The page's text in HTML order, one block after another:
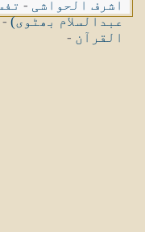
اشرف الحواشی -
عبدالسلام بھٹوی)-
القرآن -